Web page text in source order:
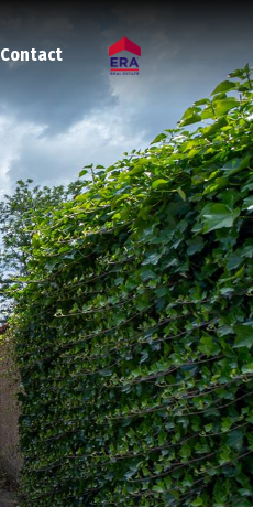
Contact